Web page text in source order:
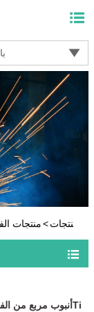


منتجات>منتجات

أنبوب مربع من الفولاذ المقاوم للصدأ 316Ti